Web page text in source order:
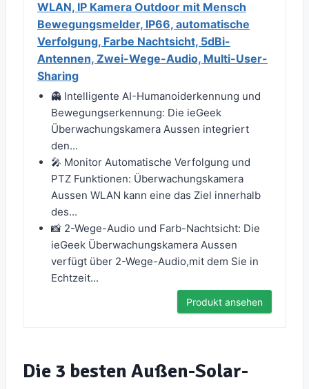
WLAN, IP Kamera Outdoor mit Mensch
Bewegungsmelder, IP66, automatische
Verfolgung, Farbe Nachtsicht, 5dBi-
Antennen, Zwei-Wege-Audio, Multi-User-
Sharing
👻 Intelligente AI-Humanoiderkennung und
Bewegungserkennung: Die ieGeek
Überwachungskamera Aussen integriert
den...
🎤 Monitor Automatische Verfolgung und
PTZ Funktionen: Überwachungskamera
Aussen WLAN kann eine das Ziel innerhalb
des...
📸 2-Wege-Audio und Farb-Nachtsicht: Die
ieGeek Überwachungskamera Aussen
verfügt über 2-Wege-Audio,mit dem Sie in
Echtzeit...
Produkt ansehen
Die 3 besten Außen-Solar-